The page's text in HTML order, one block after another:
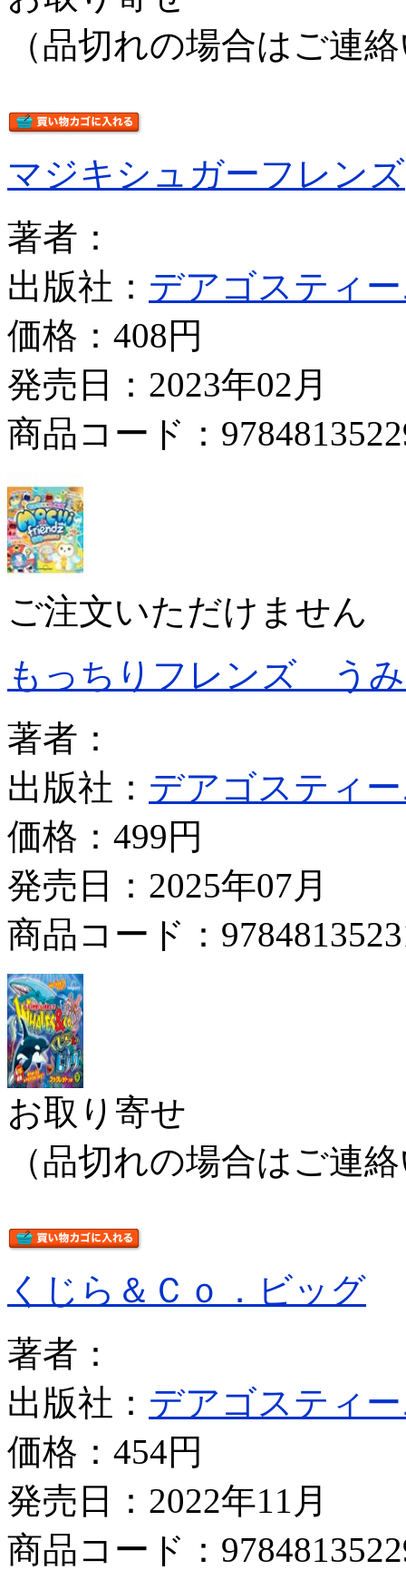
（品切れの場合はご連
マジキシュガーフレンズ
著者：
出版社： デアゴスティ
価格： 408円
発売日：2023年02月
商品コード：
ご注文いただけません
もっちりフレンズ う
著者：
出版社： デアゴスティ
価格： 499円
発売日：2025年07月
商品コード：
お取り寄せ
（品切れの場合はご連
くじら＆Ｃｏ．ビッグ
著者：
出版社： デアゴスティ
価格： 454円
発売日：2022年11月
商品コード：